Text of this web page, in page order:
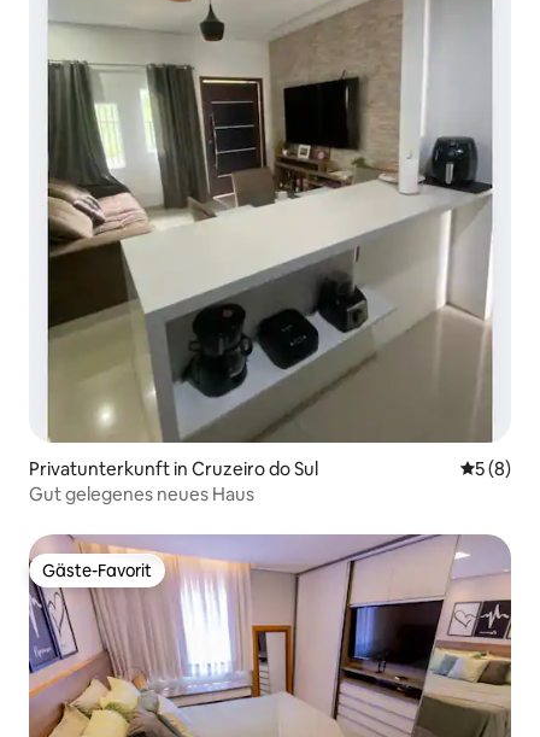
Privatunterkunft in Cruzeiro do Sul
5 (8)
Gut gelegenes neues Haus
Gäste-Favorit
Gäste-Favorit